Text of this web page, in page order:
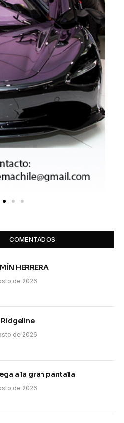
COMENTADOS
HERRERA
de 2026
de 2026
a la gran pantalla
de 2026